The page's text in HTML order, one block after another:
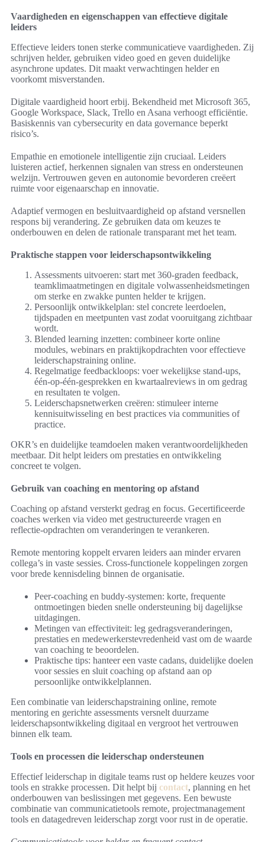
Vaardigheden en eigenschappen van effectieve digitale
leiders
Effectieve leiders tonen sterke communicatieve vaardigheden. Zij
schrijven helder, gebruiken video goed en geven duidelijke
asynchrone updates. Dit maakt verwachtingen helder en
voorkomt misverstanden.
Digitale vaardigheid hoort erbij. Bekendheid met Microsoft 365,
Google Workspace, Slack, Trello en Asana verhoogt efficiëntie.
Basiskennis van cybersecurity en data governance beperkt
risico’s.
Empathie en emotionele intelligentie zijn cruciaal. Leiders
luisteren actief, herkennen signalen van stress en ondersteunen
welzijn. Vertrouwen geven en autonomie bevorderen creëert
ruimte voor eigenaarschap en innovatie.
Adaptief vermogen en besluitvaardigheid op afstand versnellen
respons bij verandering. Ze gebruiken data om keuzes te
onderbouwen en delen de rationale transparant met het team.
Praktische stappen voor leiderschapsontwikkeling
Assessments uitvoeren: start met 360-graden feedback,
teamklimaatmetingen en digitale volwassenheidsmetingen
om sterke en zwakke punten helder te krijgen.
Persoonlijk ontwikkelplan: stel concrete leerdoelen,
tijdspaden en meetpunten vast zodat vooruitgang zichtbaar
wordt.
Blended learning inzetten: combineer korte online
modules, webinars en praktijkopdrachten voor effectieve
leiderschapstraining online.
Regelmatige feedbackloops: voer wekelijkse stand-ups,
één-op-één-gesprekken en kwartaalreviews in om gedrag
en resultaten te volgen.
Leiderschapsnetwerken creëren: stimuleer interne
kennisuitwisseling en best practices via communities of
practice.
OKR’s en duidelijke teamdoelen maken verantwoordelijkheden
meetbaar. Dit helpt leiders om prestaties en ontwikkeling
concreet te volgen.
Gebruik van coaching en mentoring op afstand
Coaching op afstand versterkt gedrag en focus. Gecertificeerde
coaches werken via video met gestructureerde vragen en
reflectie-opdrachten om veranderingen te verankeren.
Remote mentoring koppelt ervaren leiders aan minder ervaren
collega’s in vaste sessies. Cross-functionele koppelingen zorgen
voor brede kennisdeling binnen de organisatie.
Peer-coaching en buddy-systemen: korte, frequente
ontmoetingen bieden snelle ondersteuning bij dagelijkse
uitdagingen.
Metingen van effectiviteit: leg gedragsveranderingen,
prestaties en medewerkerstevredenheid vast om de waarde
van coaching te beoordelen.
Praktische tips: hanteer een vaste cadans, duidelijke doelen
voor sessies en sluit coaching op afstand aan op
persoonlijke ontwikkelplannen.
Een combinatie van leiderschapstraining online, remote
mentoring en gerichte assessments versnelt duurzame
leiderschapsontwikkeling digitaal en vergroot het vertrouwen
binnen elk team.
Tools en processen die leiderschap ondersteunen
Effectief leiderschap in digitale teams rust op heldere keuzes voor
tools en strakke processen. Dit helpt bij contact, planning en het
onderbouwen van beslissingen met gegevens. Een bewuste
combinatie van communicatietools remote, projectmanagement
tools en datagedreven leiderschap zorgt voor rust in de operatie.